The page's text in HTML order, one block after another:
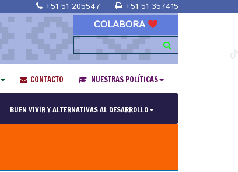
+51 51 205547 +51 51 357415
COLABORA
CONTACTO NUESTRAS POLÍTICAS
BUEN VIVIR Y ALTERNATIVAS AL DESARROLLO